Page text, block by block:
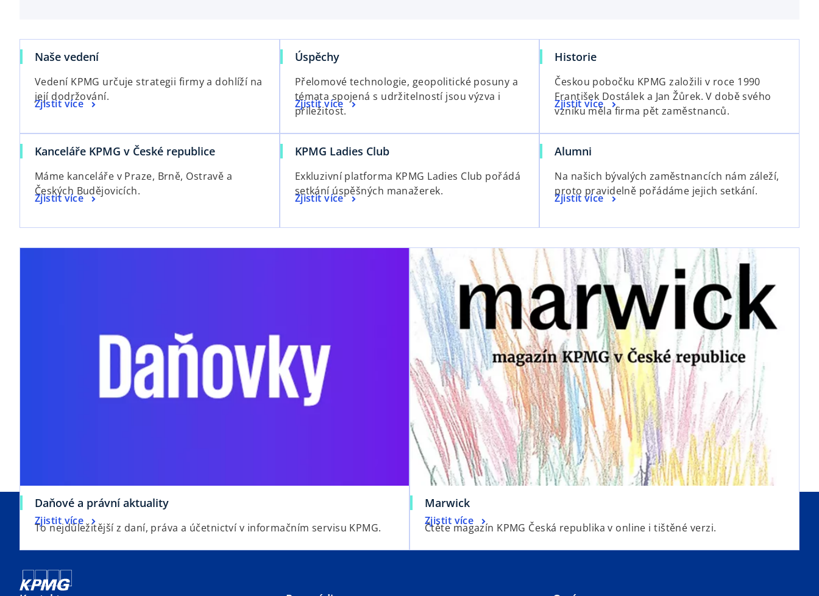
Naše vedení
Vedení KPMG určuje strategii firmy a dohlíží na
její dodržování.
Zjistit více
Kanceláře KPMG v České republice
Máme kanceláře v Praze, Brně, Ostravě a
Českých Budějovicích.
Zjistit více
Úspěchy
Přelomové technologie, geopolitické posuny a
témata spojená s udržitelností jsou výzva i
příležitost.
Zjistit více
KPMG Ladies Club
Exkluzivní platforma KPMG Ladies Club pořádá
setkání úspěšných manažerek.
Zjistit více
Historie
Českou pobočku KPMG založili v roce 1990
František Dostálek a Jan Žůrek. V době svého
vzniku měla firma pět zaměstnanců.
Zjistit více
Alumni
Na našich bývalých zaměstnancích nám záleží,
proto pravidelně pořádáme jejich setkání.
Zjistit více
Daňové a právní aktuality
To nejdůležitější z daní, práva a účetnictví v informačním servisu KPMG.
Zjistit více
Marwick
Čtěte magazín KPMG Česká republika v online i tištěné verzi.
Zjistit více